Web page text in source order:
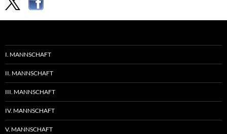
I. MANNSCHAFT
II. MANNSCHAFT
III. MANNSCHAFT
IV. MANNSCHAFT
V. MANNSCHAFT